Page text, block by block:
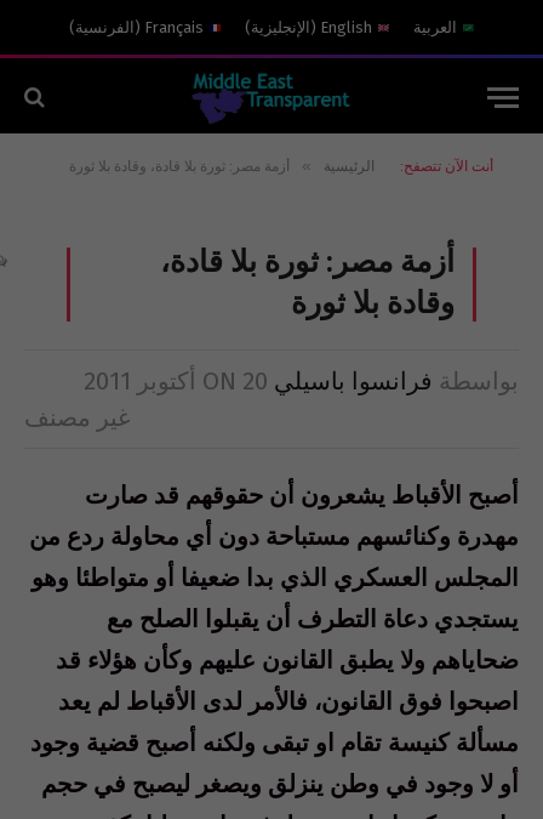
العربية English
( الإنجليزية)
Français
( الفرنسية)
أنت الآن تتصفح: الرئيسية » أزمة مصر: ثورة بلا قادة، وقادة بلا ثورة
أزمة مصر: ثورة بلا قادة،
وقادة بلا ثورة
بواسطة فرانسوا باسيلي ON 20 أكتوبر 2011
غير مصنف
أصبح الأقباط يشعرون أن حقوقهم قد صارت
مهدرة وكنائسهم مستباحة دون أي محاولة ردع من
المجلس العسكري الذي بدا ضعيفا أو متواطئا وهو
يستجدي دعاة التطرف أن يقبلوا الصلح مع
ضحاياهم ولا يطبق القانون عليهم وكأن هؤلاء قد
اصبحوا فوق القانون، فالأمر لدى الأقباط لم يعد
مسألة كنيسة تقام او تبقى ولكنه أصبح قضية وجود
أو لا وجود في وطن ينزلق ويصغر ليصبح في حجم